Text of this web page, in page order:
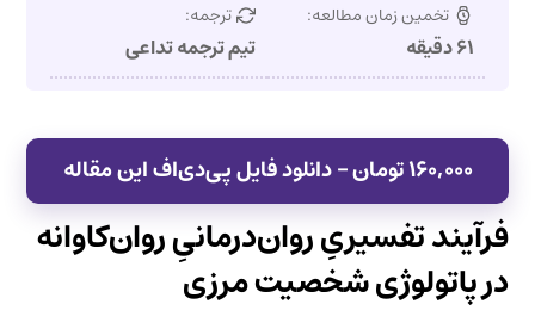
تخمین زمان مطالعه:
۶۱ دقیقه
ترجمه:
تیم ترجمه تداعی
۱۶۰,۰۰۰ تومان – دانلود فایل پی‌دی‌اف این مقاله
فرآیند تفسیریِ روان‌درمانیِ روان‌کاوانه
در پاتولوژی شخصیت مرزی